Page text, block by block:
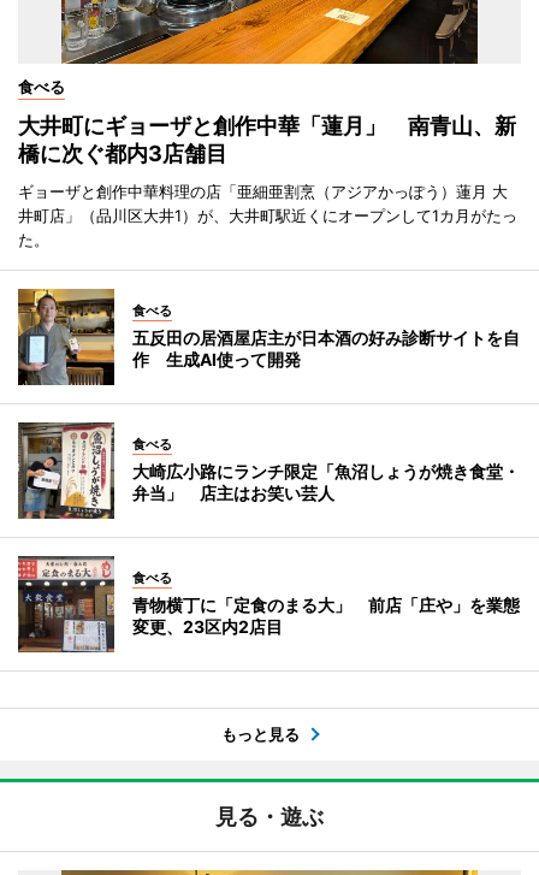
食べる
大井町にギョーザと創作中華「蓮月」 南青山、新
橋に次ぐ都内3店舗目
ギョーザと創作中華料理の店「亜細亜割烹（アジアかっぽう）蓮月 大
井町店」（品川区大井1）が、大井町駅近くにオープンして1カ月がたっ
た。
食べる
五反田の居酒屋店主が日本酒の好み診断サイトを自
作 生成AI使って開発
食べる
大崎広小路にランチ限定「魚沼しょうが焼き食堂・
弁当」 店主はお笑い芸人
食べる
青物横丁に「定食のまる大」 前店「庄や」を業態
変更、23区内2店目
もっと見る
見る・遊ぶ